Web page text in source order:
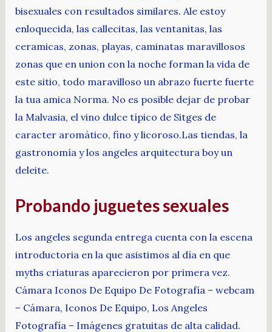
bisexuales con resultados similares. Ale estoy
enloquecida, las callecitas, las ventanitas, las
ceramicas, zonas, playas, caminatas maravillosos
zonas que en union con la noche forman la vida de
este sitio, todo maravilloso un abrazo fuerte fuerte
la tua amica Norma. No es posible dejar de probar
la Malvasia, el vino dulce típico de Sitges de
caracter aromático, fino y licoroso.Las tiendas, la
gastronomía y los angeles arquitectura boy un
deleite.
Probando juguetes sexuales
Los angeles segunda entrega cuenta con la escena
introductoria en la que asistimos al día en que
myths criaturas aparecieron por primera vez.
Cámara Iconos De Equipo De Fotografía – webcam
– Cámara, Iconos De Equipo, Los Angeles
Fotografía – Imágenes gratuitas de alta calidad.